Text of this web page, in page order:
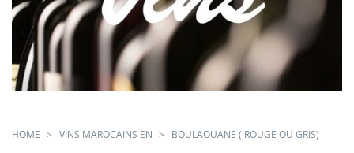
HOME VINS MAROCAINS EN BOULAOUANE ( ROUGE OU GRIS)